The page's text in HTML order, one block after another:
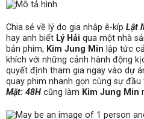
Chia sẻ về lý do gia nhập ê-kíp Lật
hay anh biết Lý Hải qua một nhà
bản phim, Kim Jung Min lập tức
khích với những cảnh hành động
quyết định tham gia ngay vào dự
quay phim nhanh gọn cùng sự
Mặt: 48H cũng làm Kim Jung Min